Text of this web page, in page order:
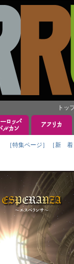
トッ
［特集ページ］ ［新 着